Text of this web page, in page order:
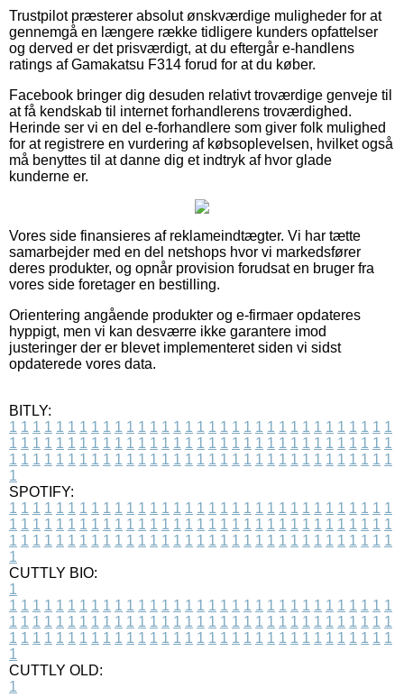
Trustpilot præsterer absolut ønskværdige muligheder for at
gennemgå en længere række tidligere kunders opfattelser
og derved er det prisværdigt, at du eftergår e-handlens
ratings af Gamakatsu F314 forud for at du køber.
Facebook bringer dig desuden relativt troværdige genveje til
at få kendskab til internet forhandlerens troværdighed.
Herinde ser vi en del e-forhandlere som giver folk mulighed
for at registrere en vurdering af købsoplevelsen, hvilket også
må benyttes til at danne dig et indtryk af hvor glade
kunderne er.
Vores side finansieres af reklameindtægter. Vi har tætte
samarbejder med en del netshops hvor vi markedsfører
deres produkter, og opnår provision forudsat en bruger fra
vores side foretager en bestilling.
Orientering angående produkter og e-firmaer opdateres
hyppigt, men vi kan desværre ikke garantere imod
justeringer der er blevet implementeret siden vi sidst
opdaterede vores data.
BITLY:
1 1 1 1 1 1 1 1 1 1 1 1 1 1 1 1 1 1 1 1 1 1 1 1 1 1 1 1 1 1 1 1 1
1 1 1 1 1 1 1 1 1 1 1 1 1 1 1 1 1 1 1 1 1 1 1 1 1 1 1 1 1 1 1 1 1
1 1 1 1 1 1 1 1 1 1 1 1 1 1 1 1 1 1 1 1 1 1 1 1 1 1 1 1 1 1 1 1 1
1
SPOTIFY:
1 1 1 1 1 1 1 1 1 1 1 1 1 1 1 1 1 1 1 1 1 1 1 1 1 1 1 1 1 1 1 1 1
1 1 1 1 1 1 1 1 1 1 1 1 1 1 1 1 1 1 1 1 1 1 1 1 1 1 1 1 1 1 1 1 1
1 1 1 1 1 1 1 1 1 1 1 1 1 1 1 1 1 1 1 1 1 1 1 1 1 1 1 1 1 1 1 1 1
1
CUTTLY BIO:
1
1 1 1 1 1 1 1 1 1 1 1 1 1 1 1 1 1 1 1 1 1 1 1 1 1 1 1 1 1 1 1 1 1
1 1 1 1 1 1 1 1 1 1 1 1 1 1 1 1 1 1 1 1 1 1 1 1 1 1 1 1 1 1 1 1 1
1 1 1 1 1 1 1 1 1 1 1 1 1 1 1 1 1 1 1 1 1 1 1 1 1 1 1 1 1 1 1 1 1
1
CUTTLY OLD:
1